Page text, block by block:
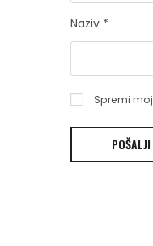
Naziv *
Spremi